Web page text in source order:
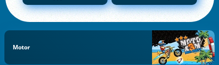
Motor